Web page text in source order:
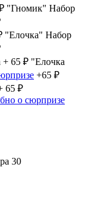
"Гномик" Набор
"Елочка" Набор
"Елочка
+65 ₽
о сюрпризе
30